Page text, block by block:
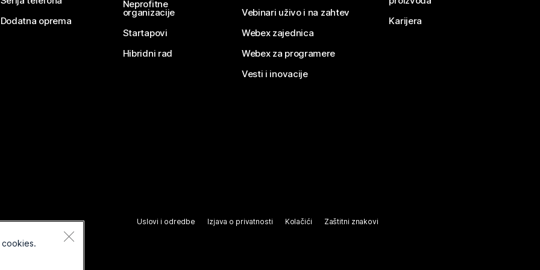
Dodatna oprema
Neprofitne
organizacije
Startapovi
Hibridni rad
Vebinari uživo i na zahtev
Webex zajednica
Webex za programere
Vesti i inovacije
Karijera
Uslovi i odredbe Izjava o privatnosti Kolačići Zaštitni znakovi